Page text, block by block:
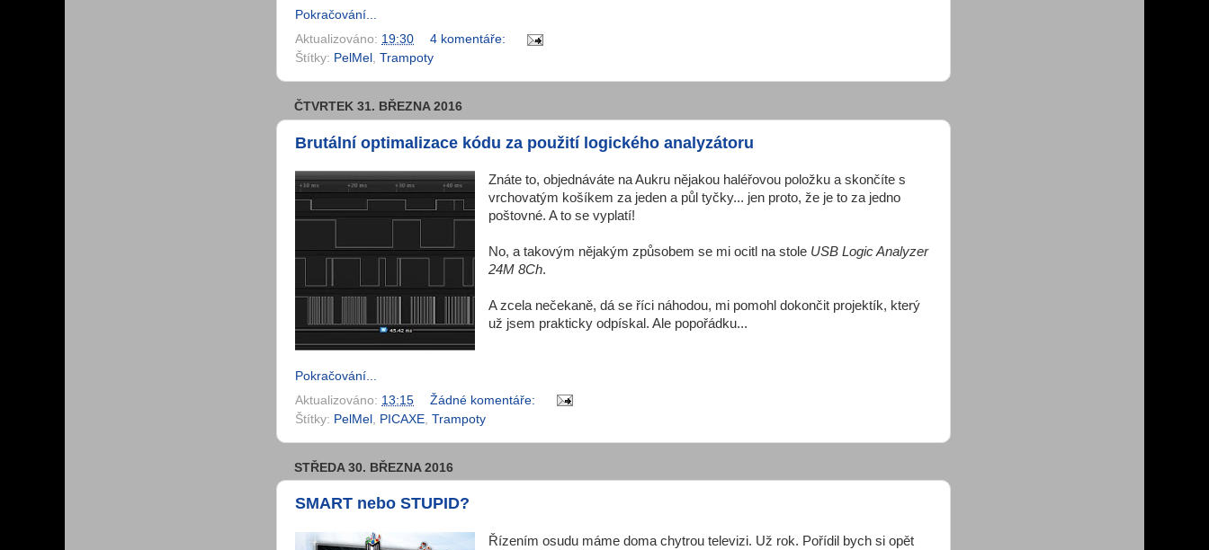
Pokračování...
Aktualizováno: 19:30
4 komentáře:
Štítky: PelMel Trampoty
ČTVRTEK 31. BŘEZNA 2016
Brutální optimalizace kódu za použití logického analyzátoru
Znáte to, objednáváte na Aukru nějakou haléřovou položku a skončíte s
vrchovatým košíkem za jeden a půl tyčky... jen proto, že je to za jedno
poštovné. A to se vyplatí!
No, a takovým nějakým způsobem se mi ocitl na stole USB Logic Analyzer
24M 8Ch.
A zcela nečekaně, dá se říci náhodou, mi pomohl dokončit projektík, který
už jsem prakticky odpískal. Ale popořádku...
Pokračování...
Aktualizováno: 13:15
Žádné komentáře:
Štítky: PelMel PICAXE Trampoty
STŘEDA 30. BŘEZNA 2016
SMART nebo STUPID?
Řízením osudu máme doma chytrou televizi. Už rok. Pořídil bych si opět